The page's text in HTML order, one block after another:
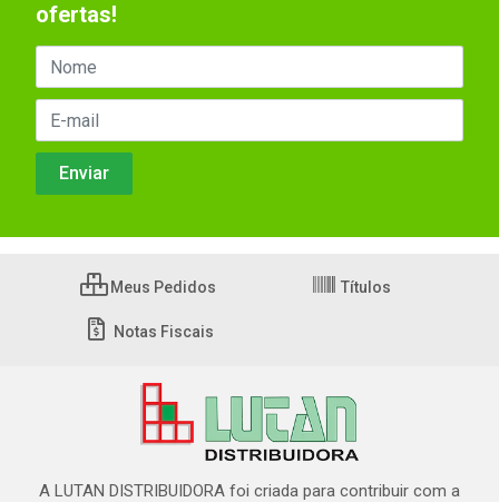
ofertas!
Meus Pedidos Títulos
Notas Fiscais
A LUTAN DISTRIBUIDORA foi criada para contribuir com a